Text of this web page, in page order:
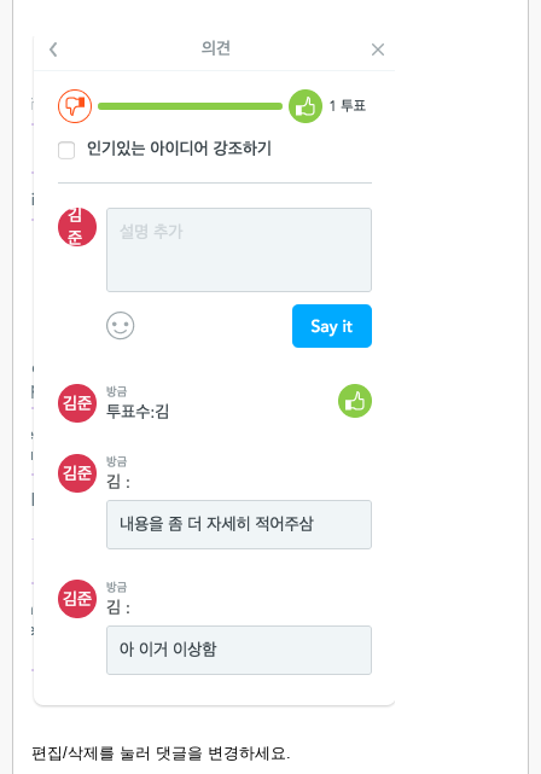
편집/삭제를 눌러 댓글을 변경하세요.